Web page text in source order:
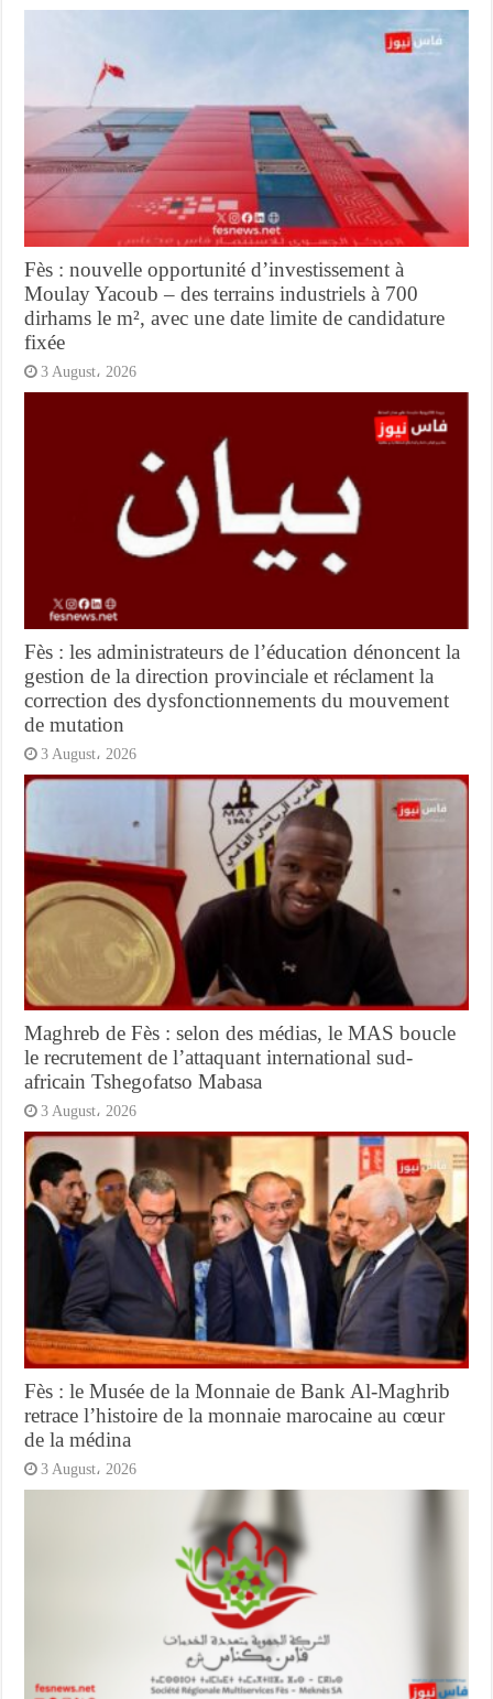
Fès : nouvelle opportunité d’investissement à
Moulay Yacoub – des terrains industriels à 700
dirhams le m², avec une date limite de candidature
fixée
3 August، 2026
Fès : les administrateurs de l’éducation dénoncent la
gestion de la direction provinciale et réclament la
correction des dysfonctionnements du mouvement
de mutation
3 August، 2026
Maghreb de Fès : selon des médias, le MAS boucle
le recrutement de l’attaquant international sud-
africain Tshegofatso Mabasa
3 August، 2026
Fès : le Musée de la Monnaie de Bank Al-Maghrib
retrace l’histoire de la monnaie marocaine au cœur
de la médina
3 August، 2026